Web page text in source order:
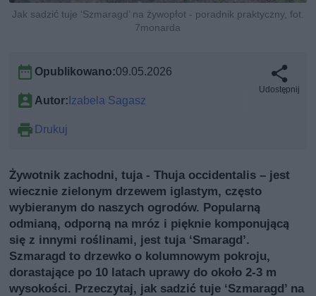
Jak sadzić tuje ‘Szmaragd’ na żywopłot - poradnik praktyczny, fot.
7monarda
Opublikowano:09.05.2026
Autor:Izabela Sagasz
Drukuj
Udostępnij
Żywotnik zachodni, tuja - Thuja occidentalis – jest
wiecznie zielonym drzewem iglastym, często
wybieranym do naszych ogrodów. Popularną
odmianą, odporną na mróz i pięknie komponującą
się z innymi roślinami, jest tuja ‘Smaragd’.
Szmaragd to drzewko o kolumnowym pokroju,
dorastające po 10 latach uprawy do około 2-3 m
wysokości. Przeczytaj, jak sadzić tuje ‘Szmaragd’ na